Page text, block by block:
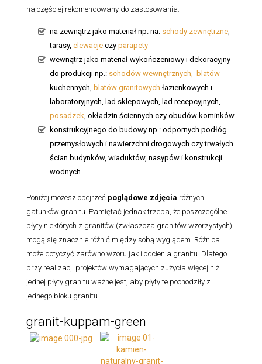
najczęściej rekomendowany do zastosowania:
na zewnątrz jako materiał np. na: schody zewnętrzne
tarasy, elewacje czy parapety
wewnątrz jako materiał wykończeniowy i dekoracyjny
do produkcji np.: schodów wewnętrznych,
blatów
kuchennych, blatów granitowych łazienkowych i
laboratoryjnych, lad sklepowych, lad recepcyjnych,
posadzek , okładzin ściennych czy obudów kominków
konstrukcyjnego do budowy np.: odpornych podłóg
przemysłowych i nawierzchni drogowych czy trwałych
ścian budynków, wiaduktów, nasypów i konstrukcji
wodnych
Poniżej możesz obejrzeć poglądowe zdjęcia różnych
gatunków granitu. Pamiętać jednak trzeba, że poszczególne
płyty niektórych z granitów (zwłaszcza granitów wzorzystych)
mogą się znacznie różnić między sobą wyglądem. Różnica
może dotyczyć zarówno wzoru jak i odcienia granitu. Dlatego
przy realizacji projektów wymagających zużycia więcej niż
jednej płyty granitu ważne jest, aby płyty te pochodziły z
jednego bloku granitu.
granit-kuppam-green